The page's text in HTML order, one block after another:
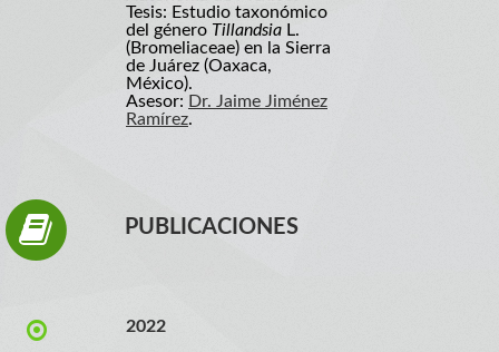
Tesis: Estudio taxonómico
del género Tillandsia L.
(Bromeliaceae) en la Sierra
de Juárez (Oaxaca,
México).
Asesor: Dr. Jaime Jiménez
Ramírez.
PUBLICACIONES
2022